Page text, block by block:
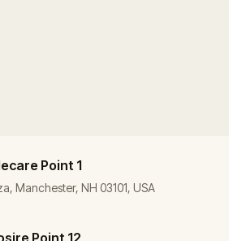
Point 1
Manchester, NH 03101, USA
Point 12